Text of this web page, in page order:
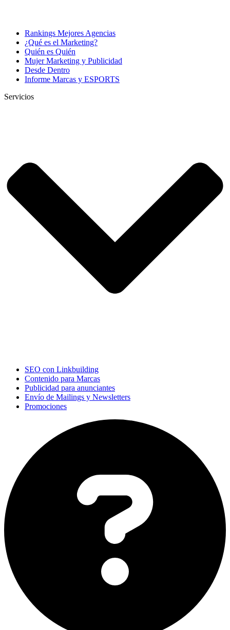
Rankings Mejores Agencias
¿Qué es el Marketing?
Quién es Quién
Mujer Marketing y Publicidad
Desde Dentro
Informe Marcas y ESPORTS
Servicios
SEO con Linkbuilding
Contenido para Marcas
Publicidad para anunciantes
Envío de Mailings y Newsletters
Promociones